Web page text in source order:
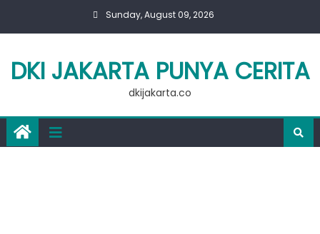
Sunday, August 09, 2026
DKI JAKARTA PUNYA CERITA
dkijakarta.co